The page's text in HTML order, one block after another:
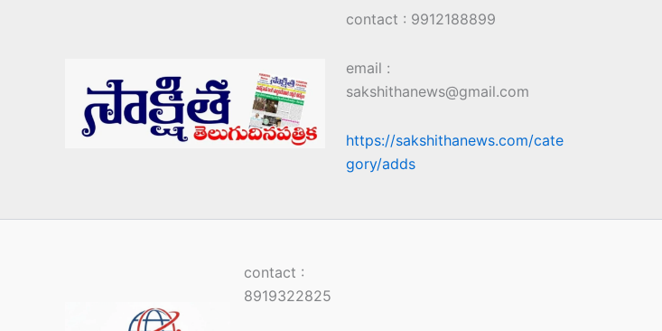
contact : 9912188899
email :
sakshithanews@gmail.com
https://sakshithanews.com/cate
gory/adds
contact :
8919322825